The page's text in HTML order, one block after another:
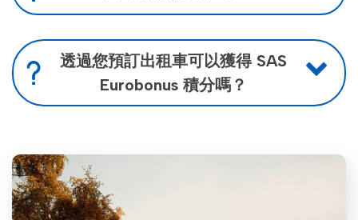
您可以透過致電我們、在我們的網站或 TaxiFix 應
用程式中提前預訂汽車。
預購費為 21 挪威克朗
透過您預訂出租車可以獲得 SAS
Eurobonus 積分嗎？
是的，透過使用 TaxiFix 應用程序，您將獲得歐元